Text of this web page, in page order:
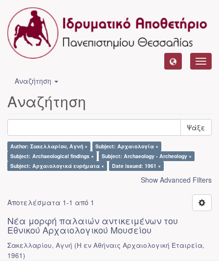
Αναζήτηση
Αναζήτηση
Ψάξε
Author: Σακελλαρίου, Αγνή ×
Subject: Αρχαιολογία ×
Subject: Archaeological findings ×
Subject: Archaeology - Archeology ×
Subject: Αρχαιολογικά ευρήματα ×
Date issued: 1961 ×
Show Advanced Filters
Αποτελέσματα 1-1 από 1
Νέα μορφή παλαιών αντικειμένων του
Εθνικού Αρχαιολογικού Μουσείου
Σακελλαρίου, Αγνή (Η εν Αθήναις Αρχαιολογική Εταιρεία,
1961)